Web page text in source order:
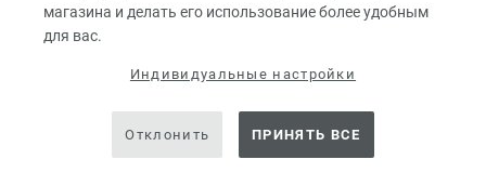
магазина и делать его использование более удобным
для вас.
Индивидуальные настройки
Отклонить ПРИНЯТЬ ВСЕ